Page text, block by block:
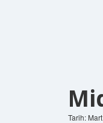
Tarih: